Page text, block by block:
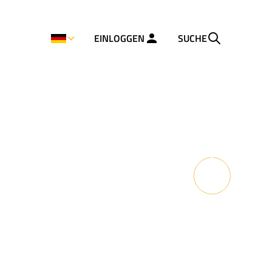
EINLOGGEN SUCHE